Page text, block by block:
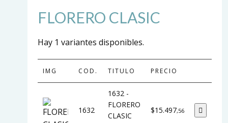
FLORERO CLASIC
Hay 1 variantes disponibles.
IMG COD. TITULO PRECIO
1632
1632 -
FLORERO
CLASIC
$15.497,56